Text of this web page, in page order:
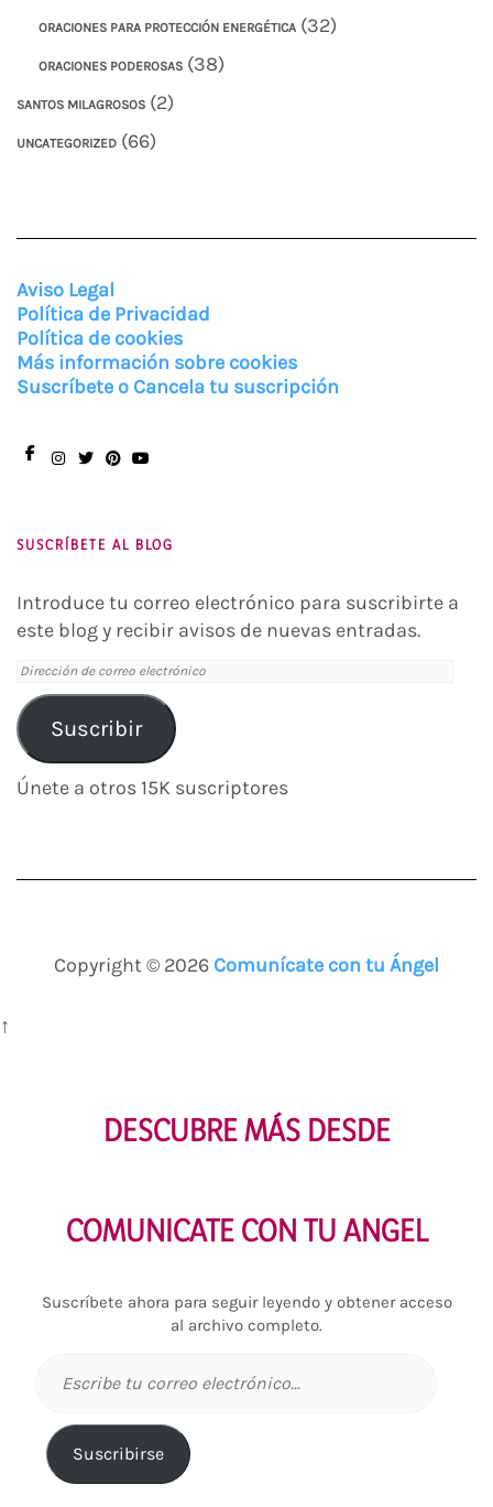
ORACIONES PARA PROTECCIÓN ENERGÉTICA (32)
ORACIONES PODEROSAS (38)
SANTOS MILAGROSOS (2)
UNCATEGORIZED (66)
Aviso Legal
Política de Privacidad
Política de cookies
Más información sobre cookies
Suscríbete o Cancela tu suscripción
SUSCRÍBETE AL BLOG
Introduce tu correo electrónico para suscribirte a
este blog y recibir avisos de nuevas entradas.
Dirección
de
correo
electrónico
Suscribir
Únete a otros 15K suscriptores
Copyright © 2026 Comunícate con tu Ángel
↑
DESCUBRE MÁS DESDE
COMUNICATE CON TU ANGEL
Suscríbete ahora para seguir leyendo y obtener acceso
al archivo completo.
correo
electrónico…
Suscribirse